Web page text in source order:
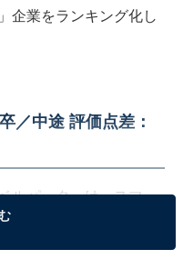
企業をランキング化し
／中途 評価点差：
ルパーク」は、スマー
店舗以上のキャリア